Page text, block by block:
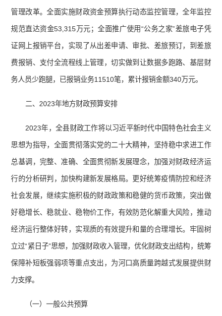
管理改革。全面实施财政资金预算执行动态监控管理，全年监控
规范直达资金53,315万元；全面推广使用“公务之家”差旅电子凭
证网上报销平台，实现了从出差申请、审批、差旅预订，到差旅
费报销、支付全流程线上管理，切实做到让数据多跑路、基层财
务人员少跑腿，已报销业务11510笔，累计报销金额340万元。
二、2023年地方财政预算安排
2023年，全县财政工作将以习近平新时代中国特色社会主义
思想为指导，全面贯彻落实党的二十大精神，坚持稳中求进工作
总基调，完整、准确、全面贯彻新发展理念，加强对财政经济运
行的分析研判，加快构建新发展格局。更好统筹疫情防控和经济
社会发展，继续实施积极的财政政策和稳健的货币政策，突出做
好稳增长、稳就业、稳物价工作，有效防范化解重大风险，推动
经济运行整体好转，实现质的有效提升和量的合理增长。牢固树
立过“紧日子”思想，加强财政收入管理，优化财政支出结构，统筹
保障补短板强弱项等重点支出，为河口高质量跨越式发展提供财
力支撑。
（一）一般公共预算